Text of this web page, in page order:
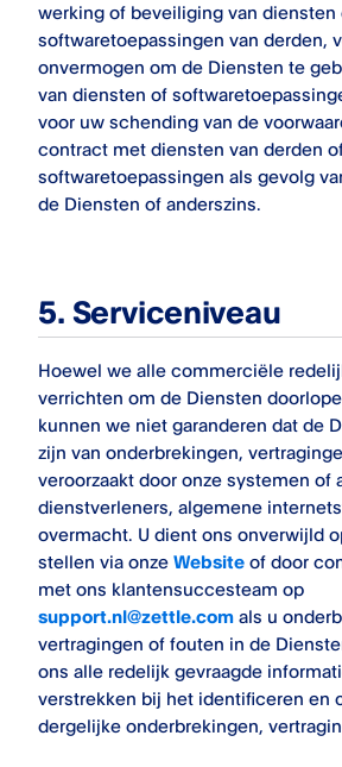
werking of beveiliging van diensten
softwaretoepassingen van derden,
onvermogen om de Diensten te
van diensten of
voor uw schending van de
contract met diensten van derden
softwaretoepassingen als gevolg
de Diensten of anderszins.
5. Serviceniveau
Hoewel we alle commerciële
verrichten om de Diensten
kunnen we niet garanderen dat de
zijn van onderbrekingen,
veroorzaakt door onze systemen of
dienstverleners, algemene
overmacht. U dient ons onverwijld
stellen via onze Website of door
met ons klantensuccesteam op
support.nl@zettle.com als u
vertragingen of fouten in de
ons alle redelijk gevraagde
verstrekken bij het identificeren en
dergelijke onderbrekingen,